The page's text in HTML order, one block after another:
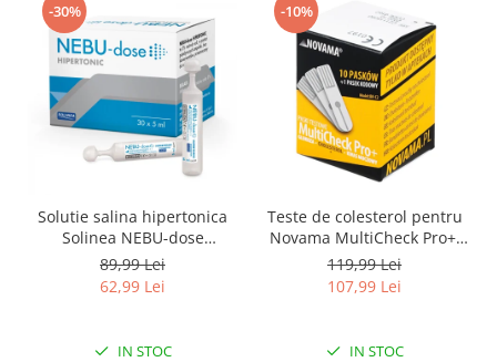
-30%
Solutie salina hipertonica
Solinea NEBU-dose
concentratie 3%, 30
monodoze x 5 ml
89,99 Lei
62,99 Lei
IN STOC
-10%
Teste de colesterol pentru
Novama MultiCheck Pro+,
BK-C2, 10 teste/ cutie
119,99 Lei
107,99 Lei
IN STOC